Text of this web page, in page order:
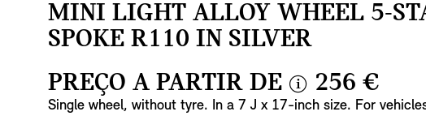
MINI LIGHT ALLOY WHEEL 5-
SPOKE R110 IN SILVER
PREÇO A PARTIR DE
i
256 €
Single wheel, without tyre. In a 7 J x 17-inch size. For